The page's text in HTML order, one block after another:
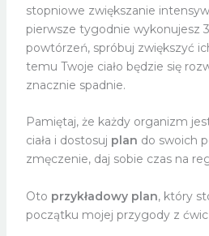
stopniowe zwiększanie
pierwsze tygodnie wykonujesz
powtórzeń, spróbuj zwiększyć
temu Twoje ciało będzie się
znacznie spadnie.
Pamiętaj, że każdy organizm
ciała i dostosuj plan do swoich
zmęczenie, daj sobie czas na
Oto przykładowy plan, który
początku mojej przygody z